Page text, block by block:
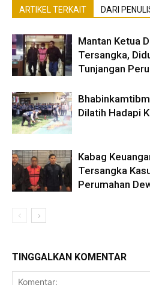
ARTIKEL TERKAIT DARI
Mantan Ketua
Tersangka,
Tunjangan
Dilatih Hadapi
Kabag
Tersangka
Perumahan
TINGGALKAN KOMENTAR